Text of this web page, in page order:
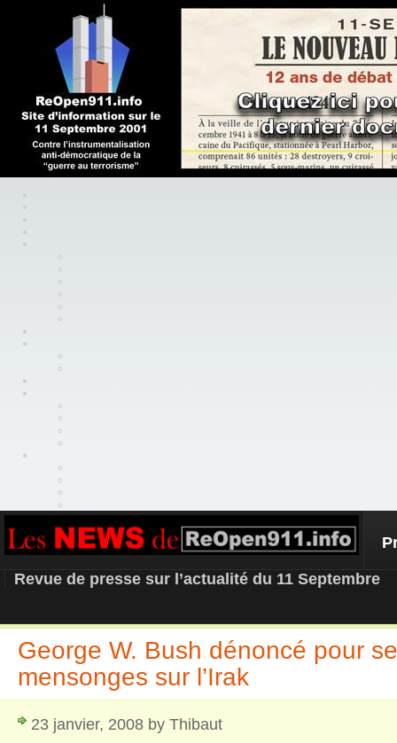
REOPEN911 – NEWS
Revue de presse sur l’actualité du 11 Septembre
George W. Bush dénoncé pour
mensonges sur l’Irak
23 janvier, 2008 by Thibaut